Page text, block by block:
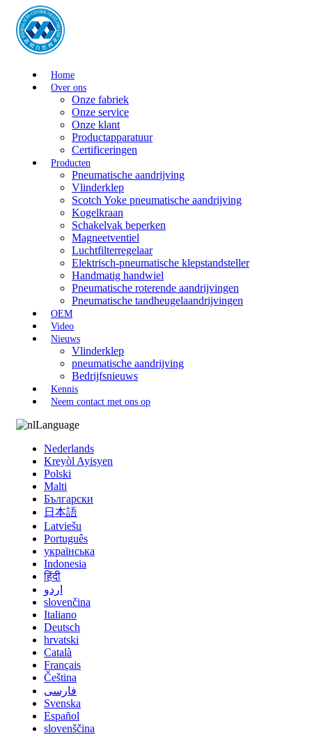
Home
Over ons
Onze fabriek
Onze service
Onze klant
Productapparatuur
Certificeringen
Producten
Pneumatische aandrijving
Vlinderklep
Scotch Yoke pneumatische aandrijving
Kogelkraan
Schakelvak beperken
Magneetventiel
Luchtfilterregelaar
Elektrisch-pneumatische klepstandsteller
Handmatig handwiel
Pneumatische roterende aandrijvingen
Pneumatische tandheugelaandrijvingen
OEM
Video
Nieuws
Vlinderklep
pneumatische aandrijving
Bedrijfsnieuws
Kennis
Neem contact met ons op
Language
Nederlands
Kreyòl Ayisyen
Polski
Malti
Български
日本語
Latviešu
Português
українська
Indonesia
हिंदी
اردو
slovenčina
Italiano
Deutsch
hrvatski
Català
Français
Čeština
فارسی
Svenska
Español
slovenščina